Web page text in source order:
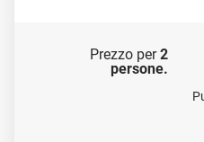
Prezzo per2
persone.